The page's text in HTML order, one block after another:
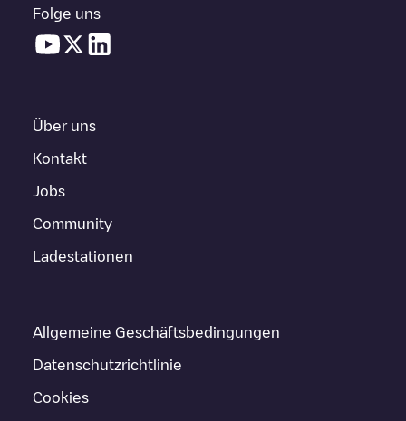
Folge uns
Über uns
Kontakt
Jobs
Community
Ladestationen
Allgemeine Geschäftsbedingungen
Datenschutzrichtlinie
Cookies